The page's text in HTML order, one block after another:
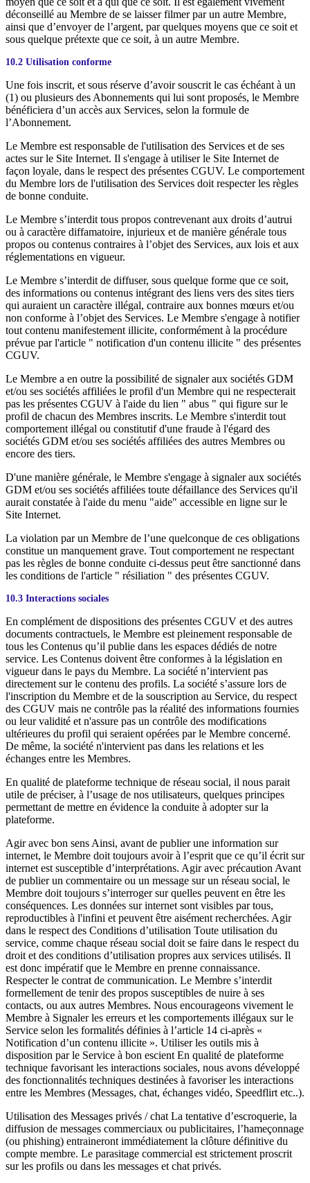
déconseillé au Membre de se laisser filmer par un autre Membre,
ainsi que d’envoyer de l’argent, par quelques moyens que ce soit et
sous quelque prétexte que ce soit, à un autre Membre.
10.2 Utilisation conforme
Une fois inscrit, et sous réserve d’avoir souscrit le cas échéant à un
(1) ou plusieurs des Abonnements qui lui sont proposés, le Membre
bénéficiera d’un accès aux Services, selon la formule de
l’Abonnement.
Le Membre est responsable de l'utilisation des Services et de ses
actes sur le Site Internet. Il s'engage à utiliser le Site Internet de
façon loyale, dans le respect des présentes CGUV. Le comportement
du Membre lors de l'utilisation des Services doit respecter les règles
de bonne conduite.
Le Membre s’interdit tous propos contrevenant aux droits d’autrui
ou à caractère diffamatoire, injurieux et de manière générale tous
propos ou contenus contraires à l’objet des Services, aux lois et aux
réglementations en vigueur.
Le Membre s’interdit de diffuser, sous quelque forme que ce soit,
des informations ou contenus intégrant des liens vers des sites tiers
qui auraient un caractère illégal, contraire aux bonnes mœurs et/ou
non conforme à l’objet des Services. Le Membre s'engage à notifier
tout contenu manifestement illicite, conformément à la procédure
prévue par l'article " notification d'un contenu illicite " des présentes
CGUV.
Le Membre a en outre la possibilité de signaler aux sociétés GDM
et/ou ses sociétés affiliées le profil d'un Membre qui ne respecterait
pas les présentes CGUV à l'aide du lien " abus " qui figure sur le
profil de chacun des Membres inscrits. Le Membre s'interdit tout
comportement illégal ou constitutif d'une fraude à l'égard des
sociétés GDM et/ou ses sociétés affiliées des autres Membres ou
encore des tiers.
D'une manière générale, le Membre s'engage à signaler aux sociétés
GDM et/ou ses sociétés affiliées toute défaillance des Services qu'il
aurait constatée à l'aide du menu "aide" accessible en ligne sur le
Site Internet.
La violation par un Membre de l’une quelconque de ces obligations
constitue un manquement grave. Tout comportement ne respectant
pas les règles de bonne conduite ci-dessus peut être sanctionné dans
les conditions de l'article " résiliation " des présentes CGUV.
10.3 Interactions sociales
En complément de dispositions des présentes CGUV et des autres
documents contractuels, le Membre est pleinement responsable de
tous les Contenus qu’il publie dans les espaces dédiés de notre
service. Les Contenus doivent être conformes à la législation en
vigueur dans le pays du Membre. La société n’intervient pas
directement sur le contenu des profils. La société s’assure lors de
l'inscription du Membre et de la souscription au Service, du respect
des CGUV mais ne contrôle pas la réalité des informations fournies
ou leur validité et n'assure pas un contrôle des modifications
ultérieures du profil qui seraient opérées par le Membre concerné.
De même, la société n'intervient pas dans les relations et les
échanges entre les Membres.
En qualité de plateforme technique de réseau social, il nous parait
utile de préciser, à l’usage de nos utilisateurs, quelques principes
permettant de mettre en évidence la conduite à adopter sur la
plateforme.
Agir avec bon sens Ainsi, avant de publier une information sur
internet, le Membre doit toujours avoir à l’esprit que ce qu’il écrit sur
internet est susceptible d’interprétations. Agir avec précaution Avant
de publier un commentaire ou un message sur un réseau social, le
Membre doit toujours s’interroger sur quelles peuvent en être les
conséquences. Les données sur internet sont visibles par tous,
reproductibles à l'infini et peuvent être aisément recherchées. Agir
dans le respect des Conditions d’utilisation Toute utilisation du
service, comme chaque réseau social doit se faire dans le respect du
droit et des conditions d’utilisation propres aux services utilisés. Il
est donc impératif que le Membre en prenne connaissance.
Respecter le contrat de communication. Le Membre s’interdit
formellement de tenir des propos susceptibles de nuire à ses
contacts, ou aux autres Membres. Nous encourageons vivement le
Membre à Signaler les erreurs et les comportements illégaux sur le
Service selon les formalités définies à l’article 14 ci-après «
Notification d’un contenu illicite ». Utiliser les outils mis à
disposition par le Service à bon escient En qualité de plateforme
technique favorisant les interactions sociales, nous avons développé
des fonctionnalités techniques destinées à favoriser les interactions
entre les Membres (Messages, chat, échanges vidéo, Speedflirt etc..).
Utilisation des Messages privés / chat La tentative d’escroquerie, la
diffusion de messages commerciaux ou publicitaires, l’hameçonnage
(ou phishing) entraineront immédiatement la clôture définitive du
compte membre. Le parasitage commercial est strictement proscrit
sur les profils ou dans les messages et chat privés.